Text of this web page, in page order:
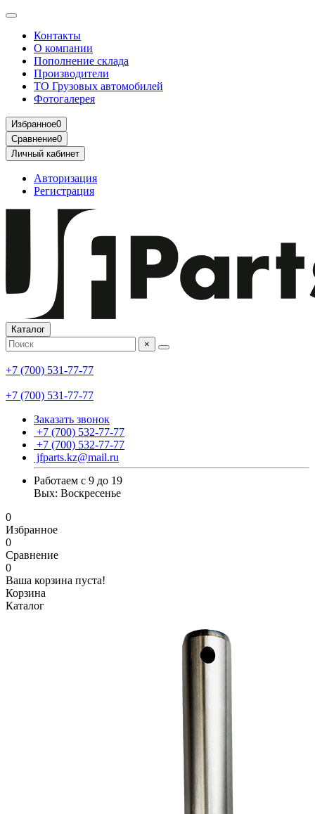
Контакты
О компании
Пополнение склада
Производители
ТО Грузовых автомобилей
Фотогалерея
Избранное0
Сравнение0
Личный кабинет
Авторизация
Регистрация
Каталог
×
+7 (700) 531-77-77
+7 (700) 531-77-77
Заказать звонок
+7 (700) 532-77-77
+7 (700) 532-77-77
jfparts.kz@mail.ru
Работаем с 9 до 19
Вых: Воскресенье
0
Избранное
0
Сравнение
0
Ваша корзина пуста!
Корзина
Каталог